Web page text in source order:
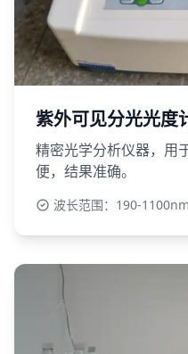
紫外可见分光光度
精密光学分析仪器，用
便，结果准确。
波长范围：190-1100nm